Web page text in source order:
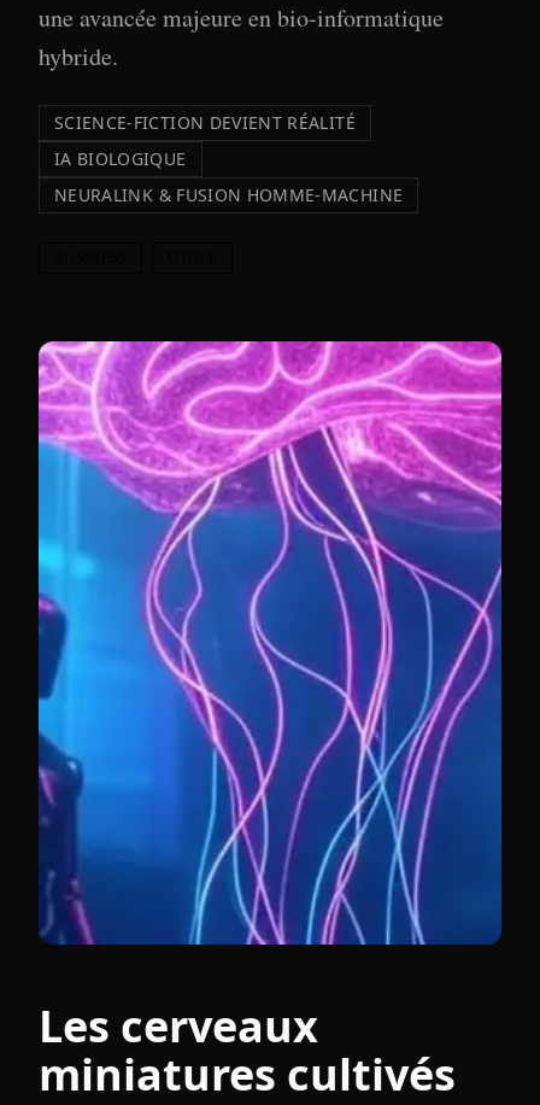
une avancée majeure en bio-informatique
hybride.
SCIENCE-FICTION DEVIENT RÉALITÉ
IA BIOLOGIQUE
NEURALINK & FUSION HOMME-MACHINE
Les cerveaux
miniatures cultivés